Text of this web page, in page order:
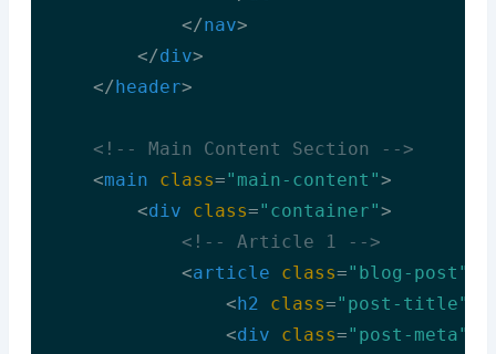
</nav>
</div>
</header>
<!-- Main Content Section -->
<main class="main-content">
<div class="container">
<!-- Article 1 -->
<article class="blog-post"
<h2 class="post-title"
<div class="post-meta"